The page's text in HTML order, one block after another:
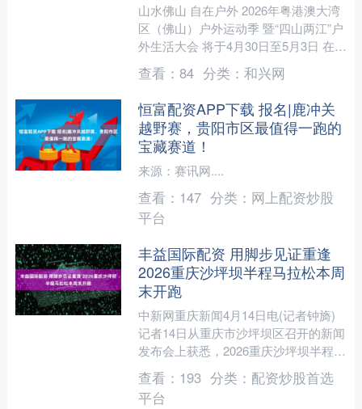
山水佛山 自在户外 2026年粤港澳大湾
区（佛山）户外运动季 暨“四山两江”户
外生活大会 将于4月30日至5月3日 在佛
山三水正式启幕 赛事报名链接 酒店预
定链....
查看： 84 分类： 和兴网
恒富配资APP下载 报名|鹿冲关
越野赛，贵阳市区最值得一跑的
宝藏赛道！
来源：赛讯网....
查看： 147 分类： 网上配资炒股
平台
丰益国际配资 用脚步见证重逢
2026重庆沙坪坝半程马拉松本周
末开跑
中新网重庆新闻4月14日电(记者钟旖)
记者14日从重庆市沙坪坝区召开的新闻
发布会上获悉，2026重庆沙坪坝半程马
拉松暨第二届校友半程马拉松将于4月
18日、19日....
查看： 193 分类： 配资炒股首选
平台